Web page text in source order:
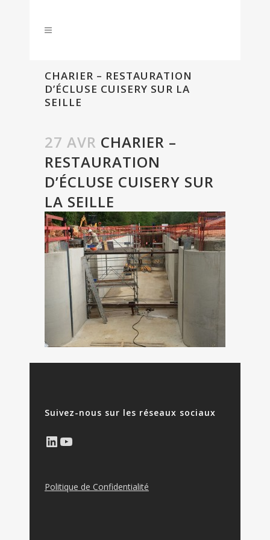
CHARIER – RESTAURATION
D’ÉCLUSE CUISERY SUR LA
SEILLE
27 AVR CHARIER –
RESTAURATION
D’ÉCLUSE CUISERY SUR
LA SEILLE
Suivez-nous sur les réseaux sociaux
LinkedIn
YouTube
Politique de Confidentialité